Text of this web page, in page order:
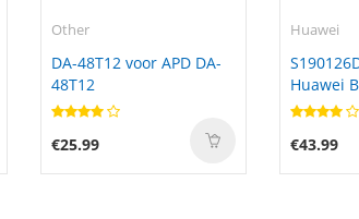
Other
DA-48T12 voor APD DA-
48T12
€25.99
Huawei
Huawei
H352-
€43.99